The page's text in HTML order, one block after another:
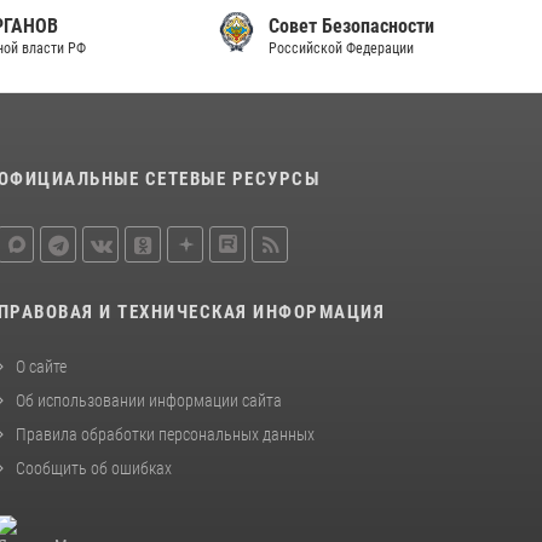
законодательства (видео)
1
В Росгвардии прошла военно-научная
конференция по обобщению боевого опыта
Совет Безопасности
Российской Федерации
СЕТЕВЫЕ РЕСУРСЫ
ПРАВОВАЯ И ТЕХНИЧЕСКАЯ ИНФОРМАЦИЯ
О сайте
Об использовании информации сайта
Правила обработки персональных данных
Сообщить об ошибках